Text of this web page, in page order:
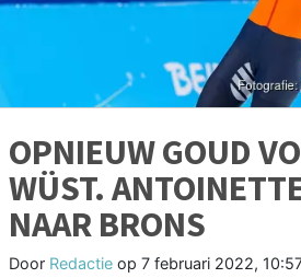
OPNIEUW GOUD
WÜST.
NAAR BRONS
Door Redactie op 7 februari 2022,